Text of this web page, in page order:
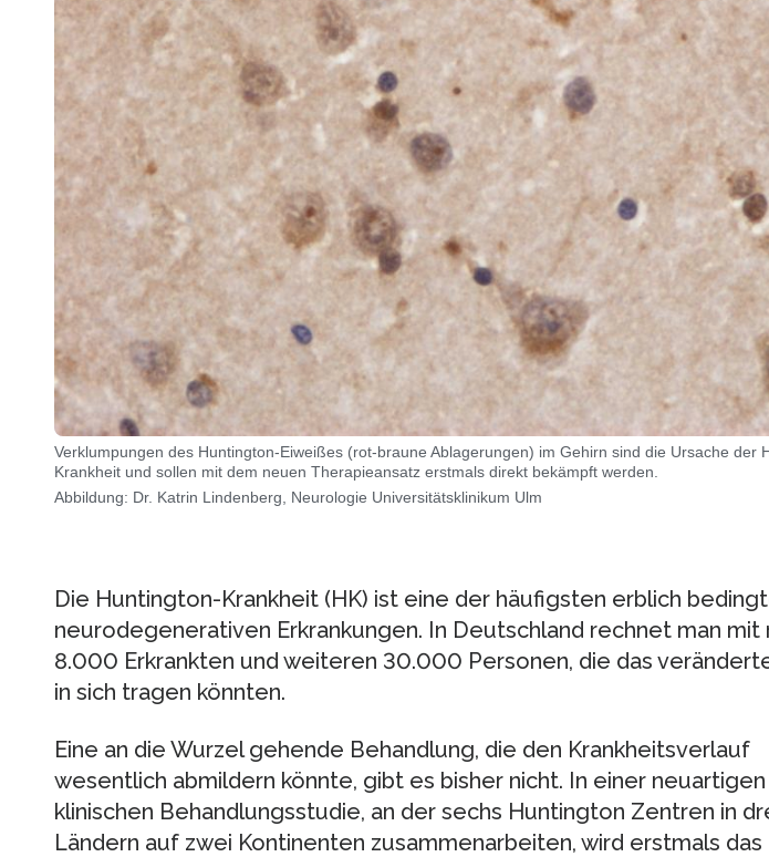
Verklumpungen des Huntington-Eiweißes (rot-braune Ablagerungen) im Gehirn sind die Ursache der
Krankheit und sollen mit dem neuen Therapieansatz erstmals direkt bekämpft werden.
Abbildung: Dr. Katrin Lindenberg, Neurologie Universitätsklinikum Ulm
Die Huntington-Krankheit (HK) ist eine der häufigsten erblich
neurodegenerativen Erkrankungen. In Deutschland rechnet man mit
8.000 Erkrankten und weiteren 30.000 Personen, die das
in sich tragen könnten.
Eine an die Wurzel gehende Behandlung, die den Krankheitsverlauf
wesentlich abmildern könnte, gibt es bisher nicht. In einer neuartigen
klinischen Behandlungsstudie, an der sechs Huntington Zentren in
Ländern auf zwei Kontinenten zusammenarbeiten, wird erstmals das